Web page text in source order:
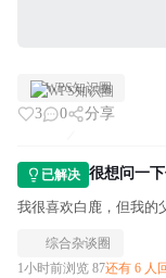
WPS知识圈
3 0 分享
已解决 很想问一
我很喜欢白鹿，但我
综合杂谈圈
1小时前浏览 87还有 6 人